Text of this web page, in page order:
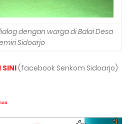
dengan warga di Balai Desa
Sidoarjo
SINI(facebook Senkom Sidoarjo)